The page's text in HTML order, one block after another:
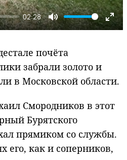
02:28
Mute
Enter
почёта
забрали золото и
в Московской области.
Смородников в этот
Бурятского
прямиком со службы.
его, как и соперников,